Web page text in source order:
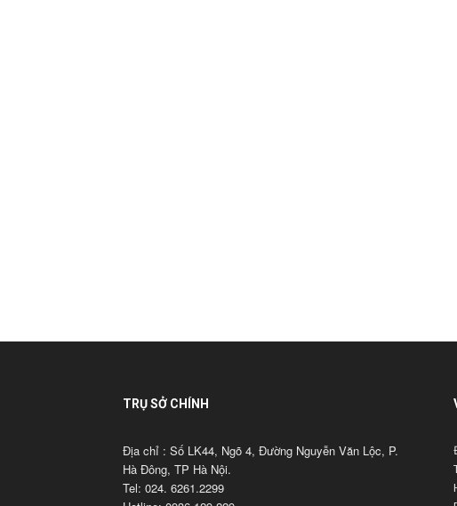
TRỤ SỞ CHÍNH
Địa chỉ : Số LK44, Ngõ 4, Đường Nguyễn Văn Lộc, P.
Hà Đông, TP Hà Nội.
Tel: 024. 6261.2299